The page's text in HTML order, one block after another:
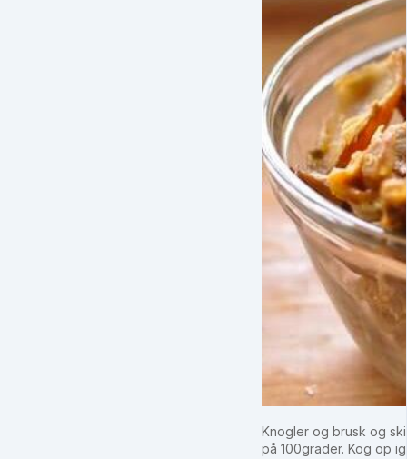
Knogler og brusk og
på 100grader. Kog op